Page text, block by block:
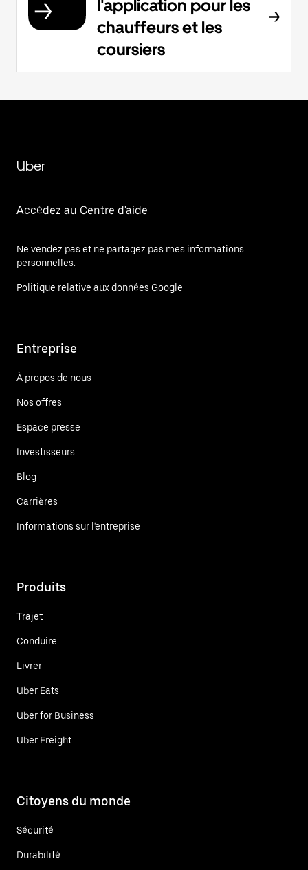
l'application pour les
chauffeurs et les
coursiers
Uber
Accédez au Centre d'aide
Ne vendez pas et ne partagez pas mes informations
personnelles.
Politique relative aux données Google
Entreprise
À propos de nous
Nos offres
Espace presse
Investisseurs
Blog
Carrières
Informations sur l'entreprise
Produits
Trajet
Conduire
Livrer
Uber Eats
Uber for Business
Uber Freight
Citoyens du monde
Sécurité
Durabilité